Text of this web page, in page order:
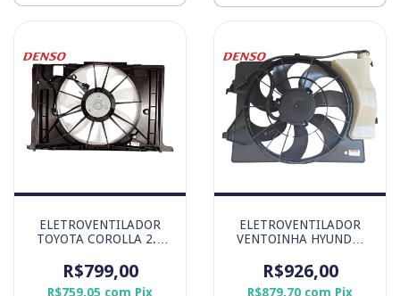
ELETROVENTILADOR
TOYOTA COROLLA 2.0
GERAÇÃO MARCA
DENSO
R$799,00
R$759,05 com Pix
ELETROVENTILADOR
VENTOINHA HYUNDAI
ASPIRADO
R$926,00
R$879,70 com Pix